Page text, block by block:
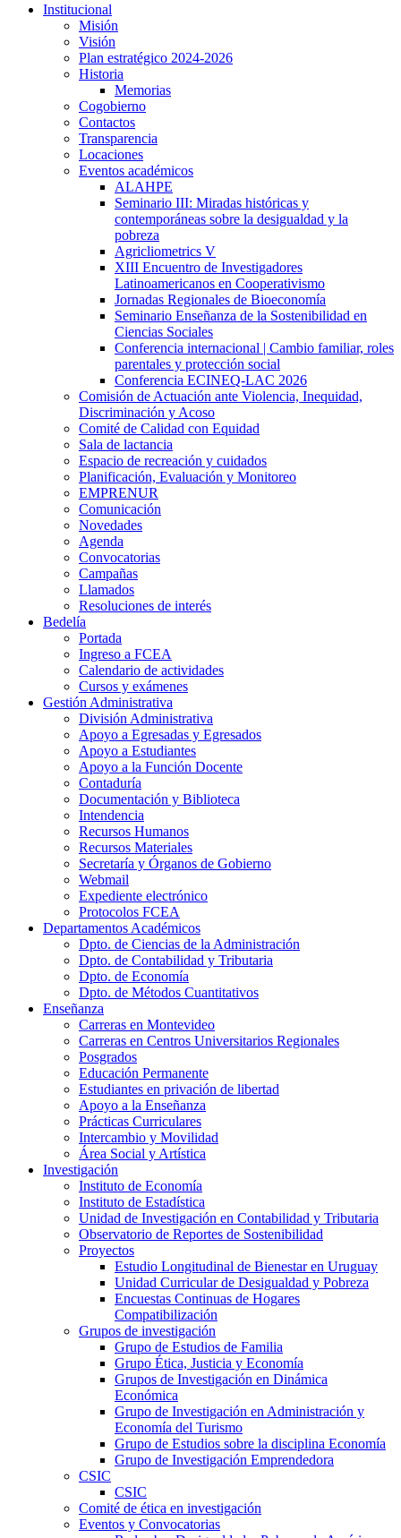
Institucional
Misión
Visión
Plan estratégico 2024-2026
Historia
Memorias
Cogobierno
Contactos
Transparencia
Locaciones
Eventos académicos
ALAHPE
Seminario III: Miradas históricas y
contemporáneas sobre la desigualdad y la
pobreza
Agricliometrics V
XIII Encuentro de Investigadores
Latinoamericanos en Cooperativismo
Jornadas Regionales de Bioeconomía
Seminario Enseñanza de la Sostenibilidad en
Ciencias Sociales
Conferencia internacional | Cambio familiar, roles
parentales y protección social
Conferencia ECINEQ-LAC 2026
Comisión de Actuación ante Violencia, Inequidad,
Discriminación y Acoso
Comité de Calidad con Equidad
Sala de lactancia
Espacio de recreación y cuidados
Planificación, Evaluación y Monitoreo
EMPRENUR
Comunicación
Novedades
Agenda
Convocatorias
Campañas
Llamados
Resoluciones de interés
Bedelía
Portada
Ingreso a FCEA
Calendario de actividades
Cursos y exámenes
Gestión Administrativa
División Administrativa
Apoyo a Egresadas y Egresados
Apoyo a Estudiantes
Apoyo a la Función Docente
Contaduría
Documentación y Biblioteca
Intendencia
Recursos Humanos
Recursos Materiales
Secretaría y Órganos de Gobierno
Webmail
Expediente electrónico
Protocolos FCEA
Departamentos Académicos
Dpto. de Ciencias de la Administración
Dpto. de Contabilidad y Tributaria
Dpto. de Economía
Dpto. de Métodos Cuantitativos
Enseñanza
Carreras en Montevideo
Carreras en Centros Universitarios Regionales
Posgrados
Educación Permanente
Estudiantes en privación de libertad
Apoyo a la Enseñanza
Prácticas Curriculares
Intercambio y Movilidad
Área Social y Artística
Investigación
Instituto de Economía
Instituto de Estadística
Unidad de Investigación en Contabilidad y Tributaria
Observatorio de Reportes de Sostenibilidad
Proyectos
Estudio Longitudinal de Bienestar en Uruguay
Unidad Curricular de Desigualdad y Pobreza
Encuestas Continuas de Hogares
Compatibilización
Grupos de investigación
Grupo de Estudios de Familia
Grupo Ética, Justicia y Economía
Grupos de Investigación en Dinámica
Económica
Grupo de Investigación en Administración y
Economía del Turismo
Grupo de Estudios sobre la disciplina Economía
Grupo de Investigación Emprendedora
CSIC
CSIC
Comité de ética en investigación
Eventos y Convocatorias